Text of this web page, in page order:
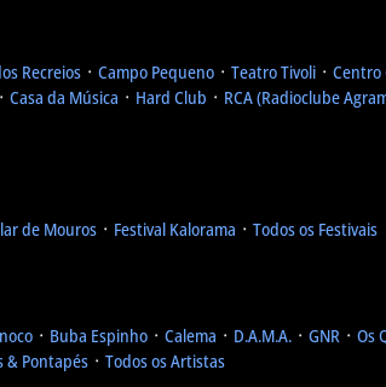
Recreios ᛫ Campo Pequeno ᛫ Teatro Tivoli ᛫ Centro
᛫ Casa da Música ᛫ Hard Club ᛫ RCA (Radioclube
de Mouros ᛫ Festival Kalorama ᛫ Todos os Festivais
᛫ Buba Espinho ᛫ Calema ᛫ D.A.M.A. ᛫ GNR ᛫ Os
& Pontapés ᛫ Todos os Artistas